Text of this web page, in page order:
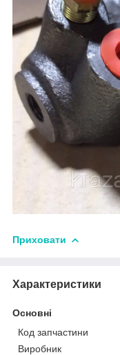
Приховати
Характеристики
Основні
Код запчастини
Виробник